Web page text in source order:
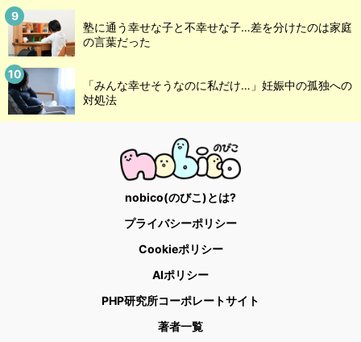
塾に通う幸せな子と不幸せな子…差を分けたのは家庭
の言葉だった
「みんな幸せそうなのに私だけ…」妊娠中の孤独への
対処法
nobico(のびこ)とは?
プライバシーポリシー
Cookieポリシー
AIポリシー
PHP研究所コーポレートサイト
著者一覧